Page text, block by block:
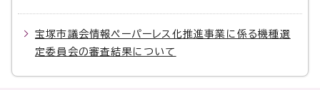
宝塚市議会情報ペーパーレス化推進事業に係る機種選
定委員会の審査結果について